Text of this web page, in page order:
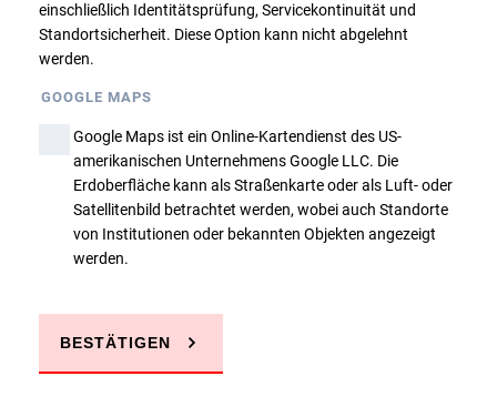
Zurück
Sie haben Fragen?
einschließlich Identitätsprüfung, Servicekontinuität und
Standortsicherheit. Diese Option kann nicht abgelehnt
werden.
GOOGLE MAPS
Google Maps ist ein Online-Kartendienst des US-
amerikanischen Unternehmens Google LLC. Die
Erdoberfläche kann als Straßenkarte oder als Luft- oder
Satellitenbild betrachtet werden, wobei auch Standorte
von Institutionen oder bekannten Objekten angezeigt
werden.
BESTÄTIGEN